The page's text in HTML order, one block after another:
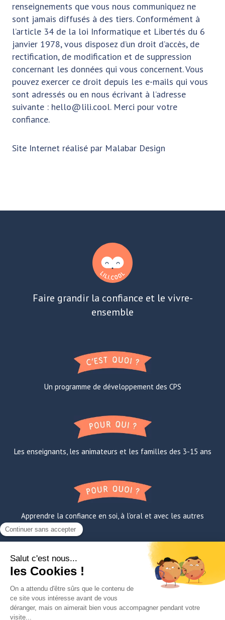
renseignements que vous nous communiquez ne
sont jamais diffusés à des tiers. Conformément à
l’article 34 de la loi Informatique et Libertés du 6
janvier 1978, vous disposez d’un droit d’accès, de
rectification, de modification et de suppression
concernant les données qui vous concernent. Vous
pouvez exercer ce droit depuis les e-mails qui vous
sont adressés ou en nous écrivant à l’adresse
suivante : hello@lili.cool. Merci pour votre
confiance.
Site Internet réalisé par Malabar Design
Faire grandir la confiance et le vivre-
ensemble
Un programme de développement des CPS
Les enseignants, les animateurs et les familles des 3-15 ans
Apprendre la confiance en soi, à l’oral et avec les autres
FAQ
Contact
Mentions légales
TNE
Paroles de super-éducateurs